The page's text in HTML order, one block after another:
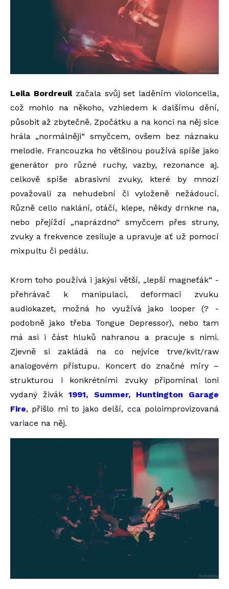
Leila Bordreuilzačala svůj set laděním violoncella,
což mohlo na někoho, vzhledem k dalšímu dění,
působit až zbytečně. Zpočátku a na konci na něj sice
hrála „normálněji“ smyčcem, ovšem bez náznaku
melodie. Francouzka ho většinou používá spíše jako
generátor pro různé ruchy, vazby, rezonance aj.
celkově spíše abrasivní zvuky, které by mnozí
považovali za nehudební či vyloženě nežádoucí.
Různě cello naklání, otáčí, klepe, někdy drnkne na,
nebo přejíždí „naprázdno“ smyčcem přes struny,
zvuky a frekvence zesiluje a upravuje ať už pomocí
mixpultu či pedálu.
Krom toho používá i jakýsi větší, „lepší magneťák“ -
přehrávač k manipulaci, deformaci zvuku
audiokazet, možná ho využívá jako looper (? -
podobně jako třeba Tongue Depressor), nebo tam
má asi i část hluků nahranou a pracuje s nimi.
Zjevně si zakládá na co nejvíce trve/kvlt/raw
analogovém přístupu. Koncert do značné míry –
strukturou i konkrétními zvuky připomínal loni
vydaný živák1991, Summer, Huntington Garage
Fire, přišlo mi to jako delší, cca poloimprovizovaná
variace na něj.